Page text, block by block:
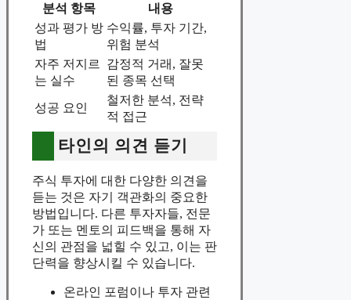
분석 항목
내용
성과 평가 방
법
수익률, 투자 기간,
위험 분석
자주 저지르
는 실수
감정적 거래, 잘못
된 종목 선택
성공 요인
철저한 분석, 전략
적 접근
타인의 의견 듣기
주식 투자에 대한 다양한 의견을
듣는 것은 자기 객관화의 중요한
방법입니다. 다른 투자자들, 전문
가 또는 멘토의 피드백을 통해 자
신의 관점을 넓힐 수 있고, 이는 판
단력을 향상시킬 수 있습니다.
온라인 포럼이나 투자 관련